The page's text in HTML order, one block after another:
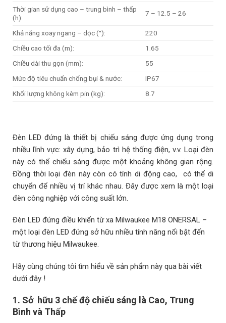
Thời gian sử dụng cao – trung bình – thấp
(h):
7 – 12.5 – 26
Khả năng xoay ngang – dọc (°):
220
Chiều cao tối đa (m):
1.65
Chiều dài thu gọn (mm):
55
Mức độ tiêu chuẩn chống bụi & nước:
IP67
Khối lượng không kèm pin (kg):
8.7
Đèn LED đứng là thiết bị chiếu sáng được ứng dụng trong
nhiều lĩnh vực: xây dựng, bảo trì hệ thống điện, v.v. Loại đèn
này có thể chiếu sáng được một khoảng không gian rộng.
Đồng thời loại đèn này còn có tính di động cao, có thể di
chuyển để nhiều vị trí khác nhau. Đây được xem là một loại
đèn công nghiệp với công suất lớn.
Đèn LED đứng điều khiển từ xa Milwaukee M18 ONERSAL –
một loại đèn LED đứng sở hữu nhiều tính năng nổi bật đến
từ thương hiệu Milwaukee.
Hãy cùng chúng tôi tìm hiểu về sản phẩm này qua bài viết
dưới đây !
1. Sở hữu 3 chế độ chiếu sáng là Cao, Trung
Bình và Thấp